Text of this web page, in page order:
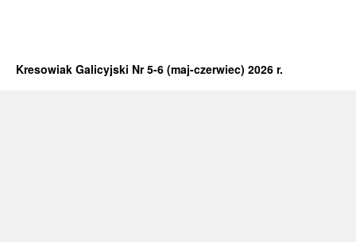
Kresowiak Galicyjski Nr 5-6 (maj-czerwiec) 2026 r.